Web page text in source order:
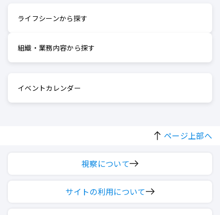
ライフシーンから探す
組織・業務内容から探す
イベントカレンダー
ページ上部へ
視察について
サイトの利用について